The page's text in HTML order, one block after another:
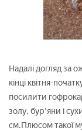
Надалі догляд за
кінці квітня-
посилити
золу, бур'яни і
см.Плюсом такої